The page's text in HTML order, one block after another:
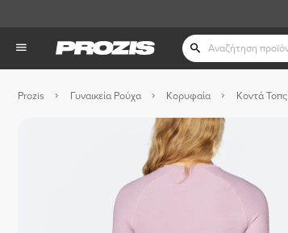
Prozis Γυναικεία Ρούχα Κορυφαία Κοντά Τοπς